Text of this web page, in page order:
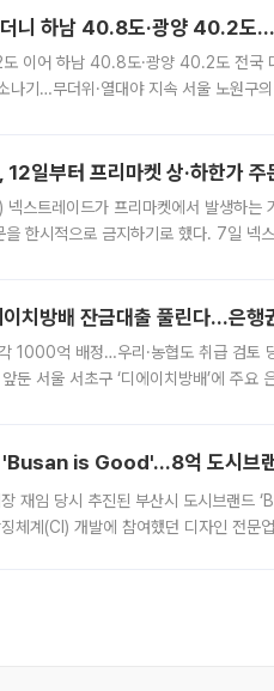
니 하남 40.8도·광양 40.2도
이어 하남 40.8도·광양 40.2도 전국
나기…무더위·열대야 지속 서울 노원
12일부터 프리마켓 상·하한가 주
넥스트레이드가 프리마켓에서 발생하
을 한시적으로 금지하기로 했다. 7일 넥
이치방배 잔금대출 풀린다…은
각 1000억 배정…우리·농협도 취급 검토
둔 서울 서초구 ‘디에이치방배’에 주
'Busan is Good'…8억 도시브랜
재임 당시 추진된 부산시 도시브랜드
체계(CI) 개발에 참여했던 디자인 전